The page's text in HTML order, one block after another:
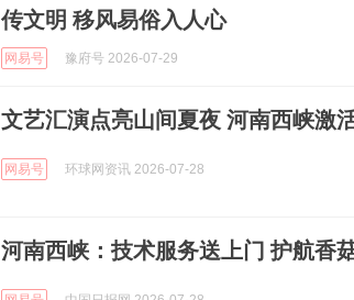
传文明 移风易俗入人心
网易号 豫府号 2026-07-29
文艺汇演点亮山间夏夜 河南西峡激
网易号 环球网资讯 2026-07-28
河南西峡：技术服务送上门 护航香